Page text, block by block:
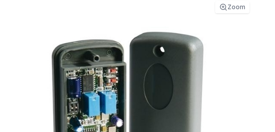
Zoom